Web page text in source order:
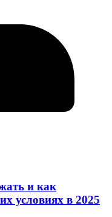
и как
условиях в 2025